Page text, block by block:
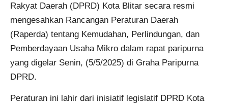
Rakyat Daerah (DPRD) Kota Blitar secara resmi
mengesahkan Rancangan Peraturan Daerah
(Raperda) tentang Kemudahan, Perlindungan, dan
Pemberdayaan Usaha Mikro dalam rapat paripurna
yang digelar Senin, (5/5/2025) di Graha Paripurna
DPRD.
Peraturan ini lahir dari inisiatif legislatif DPRD Kota